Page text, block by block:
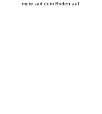
meist auf dem Boden auf.